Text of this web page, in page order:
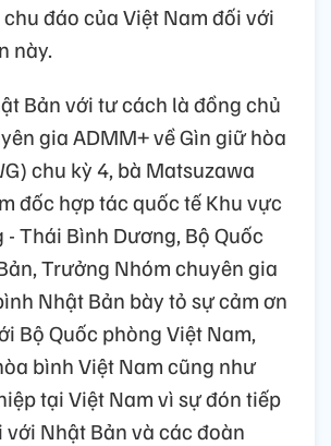
đáo của Việt Nam đối với
này.
Bản với tư cách là đồng chủ
gia ADMM+ về Gìn giữ hòa
chu kỳ 4, bà Matsuzawa
đốc hợp tác quốc tế Khu vực
Thái Bình Dương, Bộ Quốc
Trưởng Nhóm chuyên gia
Nhật Bản bày tỏ sự cảm ơn
Bộ Quốc phòng Việt Nam,
bình Việt Nam cũng như
tại Việt Nam vì sự đón tiếp
với Nhật Bản và các đoàn